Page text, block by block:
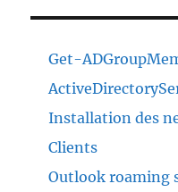
Get-
Installation des
Clients
Outlook roaming